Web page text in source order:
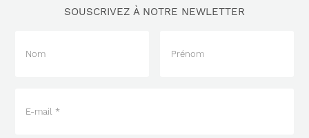
SOUSCRIVEZ À NOTRE NEWLETTER